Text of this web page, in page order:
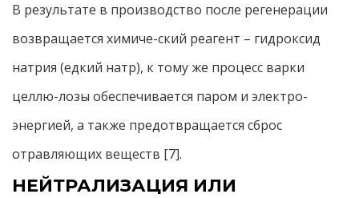
В результате в производство после регенерации
возвращается химиче-ский реагент – гидроксид
натрия (едкий натр), к тому же процесс варки
целлю-лозы обеспечивается паром и электро-
энергией, а также предотвращается сброс
отравляющих веществ [7].
НЕЙТРАЛИЗАЦИЯ ИЛИ